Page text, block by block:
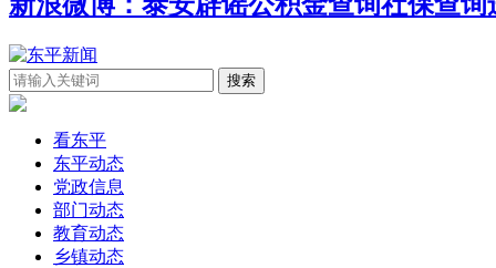
看东平
东平动态
党政信息
部门动态
教育动态
乡镇动态